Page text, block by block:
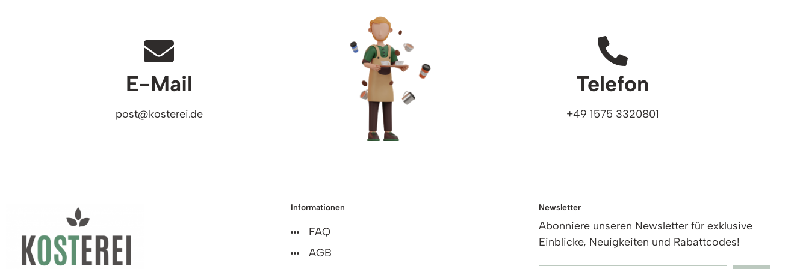
E-Mail
post@kosterei.de
Telefon
+49 1575 3320801
Informationen
FAQ
AGB
Newsletter
Abonniere unseren Newsletter für exklusive
Einblicke, Neuigkeiten und Rabattcodes!